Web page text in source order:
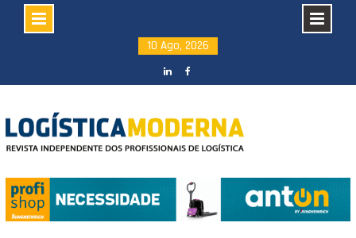
content
10 Ago, 2026